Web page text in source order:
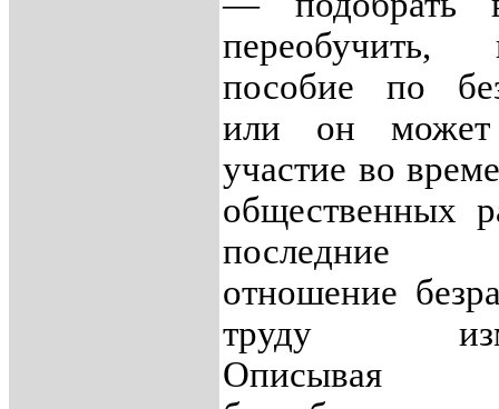
переобучить,
пособие по
или он может
участие во
общественных
отношение
труду
Описывая